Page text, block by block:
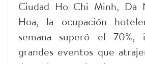
Ciudad Ho Chi Minh, Da
Hoa, la ocupación
semana superó el 70%,
grandes eventos que